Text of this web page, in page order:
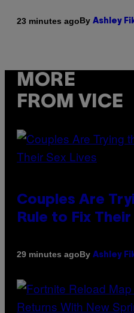
23 minutes agoBy Ashley
MORE
FROM VICE
Couples Are
Rule to Fix
29 minutes agoBy Ashley